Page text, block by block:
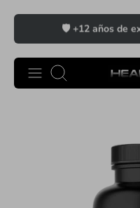
contenido
🛡️ +12 años de
Buscar